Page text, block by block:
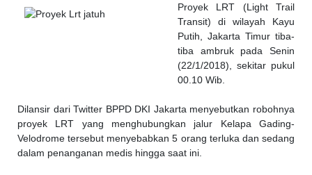
Proyek LRT (Light Trail
Transit) di wilayah Kayu
Putih, Jakarta Timur tiba-
tiba ambruk pada Senin
(22/1/2018), sekitar pukul
00.10 Wib.
Dilansir dari Twitter BPPD DKI Jakarta menyebutkan robohnya
proyek LRT yang menghubungkan jalur Kelapa Gading-
Velodrome tersebut menyebabkan 5 orang terluka dan sedang
dalam penanganan medis hingga saat ini.